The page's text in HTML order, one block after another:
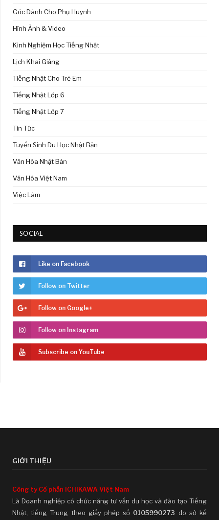
Góc Dành Cho Phụ Huynh
Hình Ảnh & Video
Kinh Nghiệm Học Tiếng Nhật
Lịch Khai Giảng
Tiếng Nhật Cho Trẻ Em
Tiếng Nhật Lớp 6
Tiếng Nhật Lớp 7
Tin Tức
Tuyển Sinh Du Học Nhật Bản
Văn Hóa Nhật Bản
Văn Hóa Việt Nam
Việc Làm
SOCIAL
Like on Facebook
Follow on Twitter
Follow on Google+
Follow on Instagram
Subscribe on YouTube
GIỚI THIỆU
Công ty Cổ phần ICHIKAWA Việt Nam
Là Doanh nghiệp có chức năng tư vấn du học và đào tạo Tiếng
Nhật, tiếng Trung theo giấy phép số 0105990273 do sở kế